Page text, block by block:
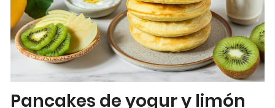
Pancakes de yogur y limón